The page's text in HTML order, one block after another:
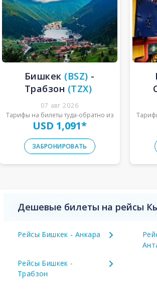
Бишкек (BSZ) -
Трабзон (TZX)
07 авг 2026
Тарифы на билеты туда-обратно из
USD 1,091*
ЗАБРОНИРОВАТЬ
Дешевые билеты на рейсы
Рейсы Бишкек - Анкара
Рейсы Бишкек -
Трабзон